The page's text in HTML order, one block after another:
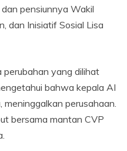
pensiunnya Wakil
dan Inisiatif Sosial Lisa
perubahan yang dilihat
bahwa kepala AI
meninggalkan perusahaan.
bersama mantan CVP